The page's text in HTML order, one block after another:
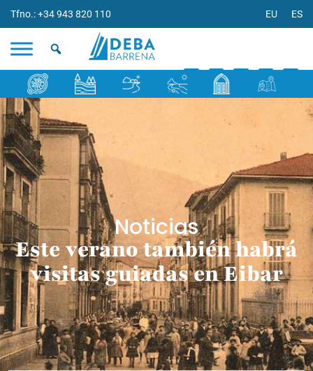
Tfno.: +34 943 820 110 EU ES
Noticias
Este verano también habrá
visitas guiadas en Eibar